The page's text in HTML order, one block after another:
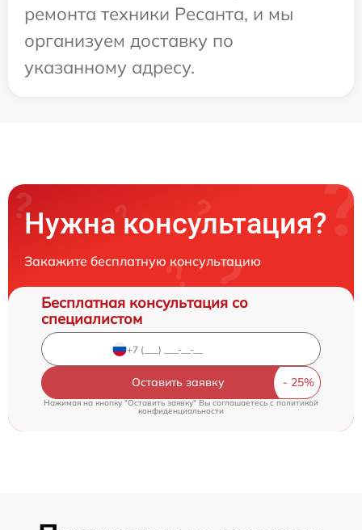
ремонта техники Ресанта, и мы
организуем доставку по
указанному адресу.
Нужна консультация?
Закажите бесплатную консультацию
Бесплатная консультация со
специалистом
Оставить заявку
Нажимая на кнопку "Оставить заявку" Вы соглашаетесь c политикой
конфиденциальности